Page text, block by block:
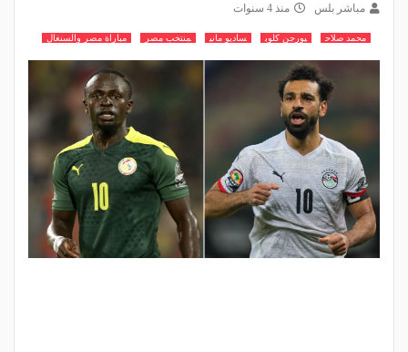
مباشر بلس منذ 4 سنوات
محمد صلاح يورجن كلوب ساديو ماني منتخب مصر مباراة مصر والسنغال